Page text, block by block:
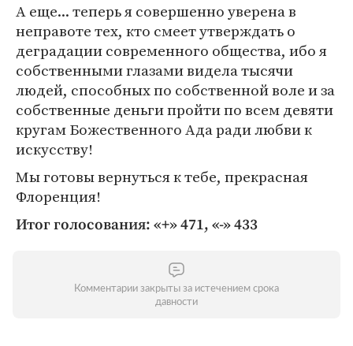
А еще... теперь я совершенно уверена в
неправоте тех, кто смеет утверждать о
деградации современного общества, ибо я
собственными глазами видела тысячи
людей, способных по собственной воле и за
собственные деньги пройти по всем девяти
кругам Божественного Ада ради любви к
искусству!
Мы готовы вернуться к тебе, прекрасная
Флоренция!
Итог голосования: «+» 471, «-» 433
Комментарии закрыты за истечением срока
давности